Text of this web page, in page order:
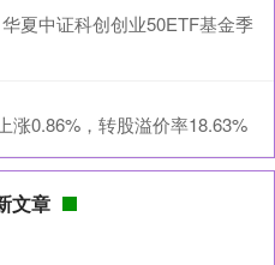
夏中证科创创业50ETF基金季
涨0.86%，转股溢价率18.63%
文章